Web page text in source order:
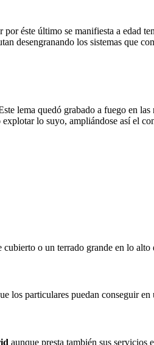
éste último se manifiesta a edad
desengranando los sistemas que
lema quedó grabado a fuego en
lo suyo, ampliándose así el
o un terrado grande en lo
los particulares puedan conseguir
aunque presta también sus servicios